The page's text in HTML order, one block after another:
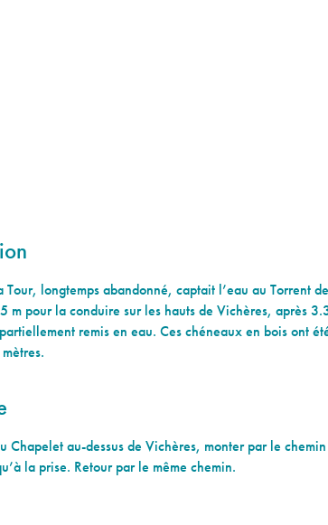
Tour, longtemps abandonné, captait l’eau au Torrent
m pour la conduire sur les hauts de Vichères, après
remis en eau. Ces chéneaux en bois ont
Chapelet au-dessus de Vichères, monter par le
la prise. Retour par le même chemin.